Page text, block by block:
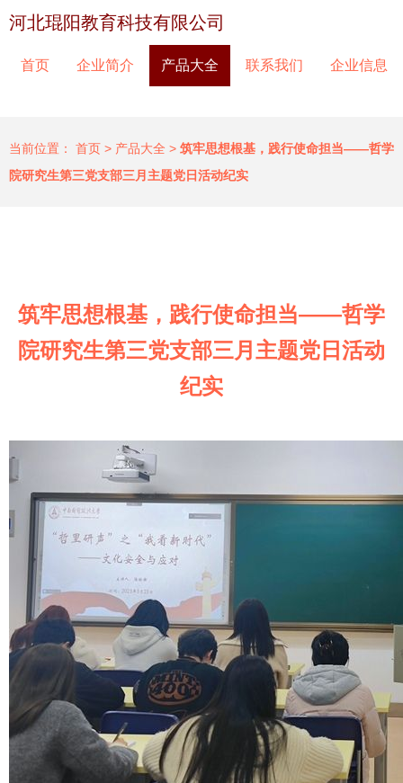
河北琨阳教育科技有限公司
首页 企业简介 产品大全 联系我们 企业信息
当前位置： 首页 > 产品大全 > 筑牢思想根基，践行使命担当——哲学
院研究生第三党支部三月主题党日活动纪实
筑牢思想根基，践行使命担当——哲学
院研究生第三党支部三月主题党日活动
纪实